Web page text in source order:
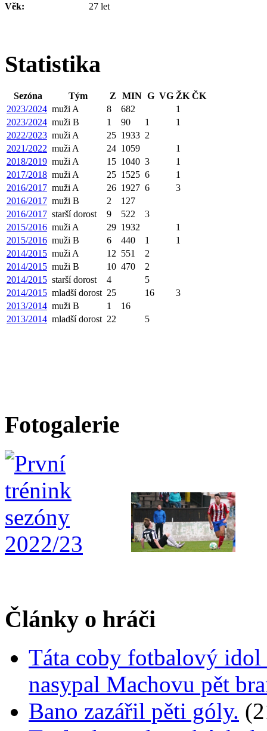
Věk:
27 let
Statistika
Sezóna Tým Z MIN G VG ŽK ČK
2023/2024 muži A 8 682
1
2023/2024 muži B 1 90 1
1
2022/2023 muži A 25 1933 2
2021/2022 muži A 24 1059
1
2018/2019 muži A 15 1040 3
1
2017/2018 muži A 25 1525 6
1
2016/2017 muži A 26 1927 6
3
2016/2017 muži B 2
127
2016/2017 starší dorost 9 522
3
2015/2016 muži A 29 1932
1
2015/2016 muži B 6 440 1
1
2014/2015 muži A 12 551
2
2014/2015 muži B 10 470
2
2014/2015 starší dorost 4
5
2014/2015 mladší dorost 25 16
3
2013/2014 muži B 1
16
2013/2014 mladší dorost 22 5
Fotogalerie
Články o hráči
Táta coby fotbalový
nasypal Machovu pět
Bano zazářil pěti góly.